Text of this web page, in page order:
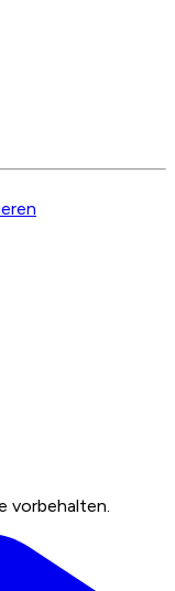
vorbehalten.